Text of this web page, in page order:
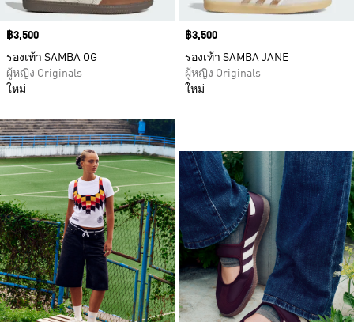
Price
฿3,500
รองเท้า SAMBA OG
ผู้หญิง Originals
ใหม่
Price
฿3,500
รองเท้า SAMBA JANE
ผู้หญิง Originals
ใหม่